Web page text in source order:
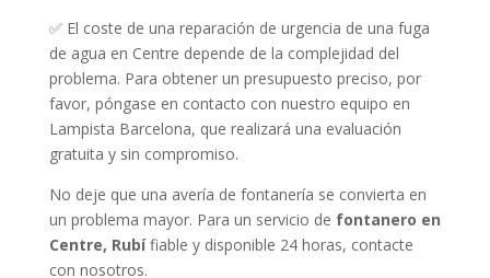
✅ El coste de una reparación de urgencia de una fuga
de agua en Centre depende de la complejidad del
problema. Para obtener un presupuesto preciso, por
favor, póngase en contacto con nuestro equipo en
Lampista Barcelona, que realizará una evaluación
gratuita y sin compromiso.
No deje que una avería de fontanería se convierta en
un problema mayor. Para un servicio de fontanero en
Centre, Rubífiable y disponible 24 horas, contacte
con nosotros.